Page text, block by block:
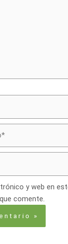
y web en
comente.